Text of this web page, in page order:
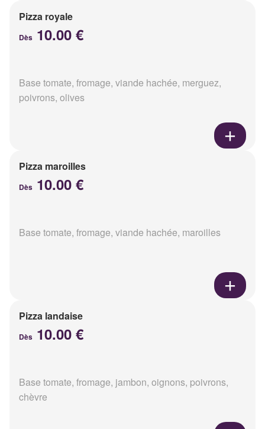
Pizza royale
Dès 10.00 €
Base tomate, fromage, viande hachée, merguez,
poivrons, olives
Pizza maroilles
Dès 10.00 €
Base tomate, fromage, viande hachée, maroilles
Pizza landaise
Dès 10.00 €
Base tomate, fromage, jambon, oignons, poivrons,
chèvre